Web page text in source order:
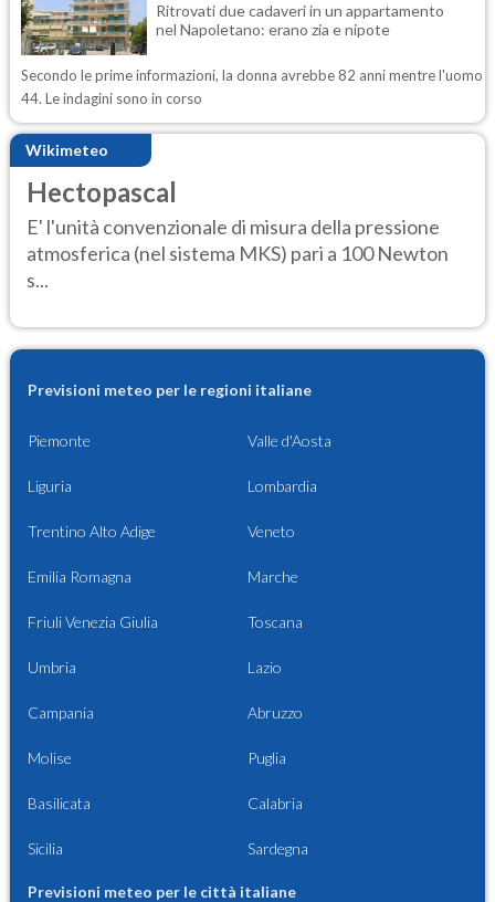
Ritrovati due cadaveri in un appartamento
nel Napoletano: erano zia e nipote
Secondo le prime informazioni, la donna avrebbe 82 anni mentre l'uomo
44. Le indagini sono in corso
Wikimeteo
Hectopascal
E' l'unità convenzionale di misura della pressione
atmosferica (nel sistema MKS) pari a 100 Newton
s...
Previsioni meteo per le regioni italiane
Piemonte Valle d'Aosta
Liguria Lombardia
Trentino Alto Adige Veneto
Emilia Romagna Marche
Friuli Venezia Giulia Toscana
Umbria Lazio
Campania Abruzzo
Molise Puglia
Basilicata Calabria
Sicilia Sardegna
Previsioni meteo per le città italiane